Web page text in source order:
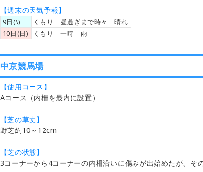
【週末の天気予報】
9日(\)
くもり 昼過ぎまで時々 晴れ
10日(日)
くもり 一時 雨
中京競馬場
【使用コース】
Aコース（内柵を最内に設置）
【芝の草丈】
野芝約10～12cm
【芝の状態】
3コーナーから4コーナーの内柵沿いに傷みが出始めたが、そ